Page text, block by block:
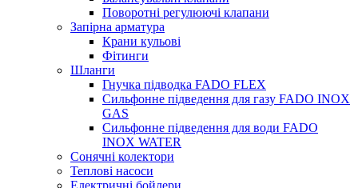
Поворотні регулюючі клапани
Запірна арматура
Крани кульові
Фітинги
Шланги
Гнучка підводка FADO FLEX
Сильфонне підведення для газу FADO INOX
GAS
Сильфонне підведення для води FADO
INOX WATER
Сонячні колектори
Теплові насоси
Електричні бойлери